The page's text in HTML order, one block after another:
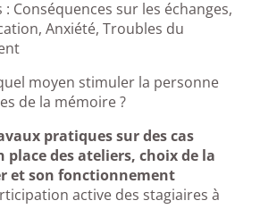
Conséquences sur les échanges,
Anxiété, Troubles du
moyen stimuler la personne
de la mémoire ?
pratiques sur des cas
place des ateliers, choix de la
et son fonctionnement
active des stagiaires à